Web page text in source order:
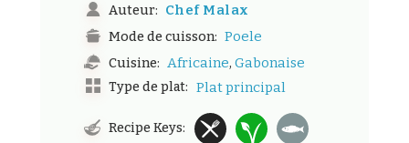
Auteur: Chef Malax
Mode de cuisson: Poele
Cuisine: Africaine, Gabonaise
Type de plat: Plat principal
Recipe Keys: